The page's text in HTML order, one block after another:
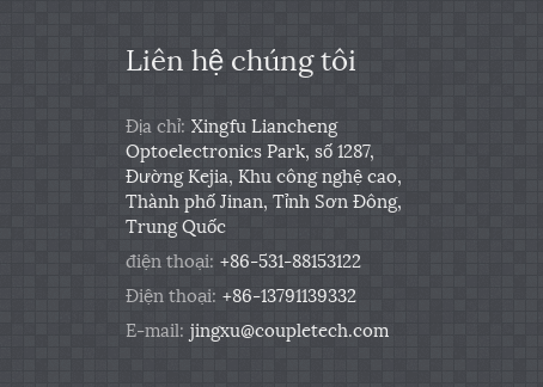
Liên hệ chúng tôi
Địa chỉ: Xingfu Liancheng
Optoelectronics Park, số 1287,
Đường Kejia, Khu công nghệ cao,
Thành phố Jinan, Tỉnh Sơn Đông,
Trung Quốc
điện thoại: +86-531-88153122
Điện thoại: +86-13791139332
E-mail: jingxu@coupletech.com